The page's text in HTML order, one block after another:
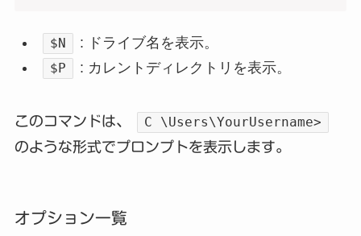
$N : ドライブ名を表示。
$P : カレントディレクトリを表示。
このコマンドは、 C \Users\YourUsername>
のような形式でプロンプトを表示します。
オプション一覧